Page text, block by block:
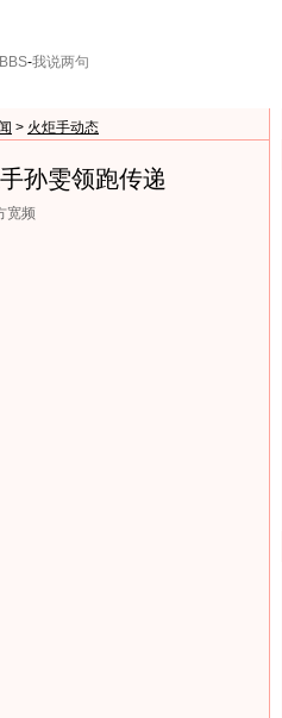
BBS-我说两句
> 火炬手动态
孙雯领跑传递
宽频